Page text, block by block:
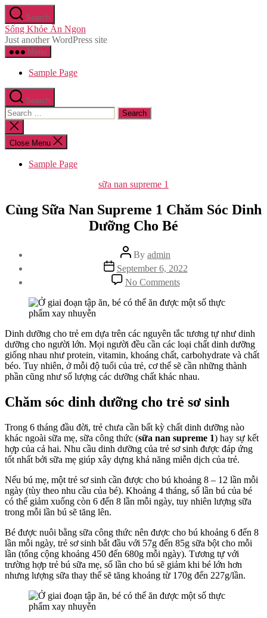
Skip
to
the
content
Search
Sống Khỏe Ăn Ngon
Just another WordPress site
Menu
Sample Page
Search
Search
for:
Close
search
Close Menu
Sample Page
Categories
sữa nan supreme 1
Cùng Sữa Nan Supreme 1 Chăm Sóc Dinh
Dưỡng Cho Bé
Post
author
By admin
Post
date
September 6, 2022
No Commentson
Cùng
Sữa
Nan
1
Chăm
Sóc
Dinh
Dưỡng
Bé
Dinh dưỡng cho trẻ em dựa trên các nguyên tắc tương tự như dinh
dưỡng cho người lớn. Mọi người đều cần các loại chất dinh dưỡng
giống nhau như protein, vitamin, khoáng chất, carbohydrate và chất
béo. Tuy nhiên, ở mỗi độ tuổi của trẻ, cơ thể sẽ cần những thành
phần cũng như số lượng các dưỡng chất khác nhau.
Chăm sóc dinh dưỡng cho trẻ sơ sinh
Trong 6 tháng đầu đời, trẻ chưa cần bất kỳ chất dinh dưỡng nào
khác ngoài sữa mẹ, sữa công thức (sữa nan supreme 1) hay sự kết
hợp của cả hai. Nhu cầu dinh dưỡng của trẻ sơ sinh được đáp ứng
tốt nhất bởi sữa mẹ giúp xây dựng khả năng miễn dịch của trẻ.
Nếu bú mẹ, một trẻ sơ sinh cần được cho bú khoảng 8 – 12 lần mỗi
ngày (tùy theo nhu cầu của bé). Khoảng 4 tháng, số lần bú của bé
có thể giảm xuống còn 6 đến 8 lần mỗi ngày, tuy nhiên lượng sữa
trong mỗi lần bú sẽ tăng lên.
Bé được nuôi bằng sữa công thức nên được cho bú khoảng 6 đến 8
lần mỗi ngày, trẻ sơ sinh bắt đầu với 57g đến 85g sữa bột cho mỗi
lần (tổng cộng khoảng 450 đến 680g mỗi ngày). Tương tự với
trường hợp trẻ bú sữa mẹ, số lần cho bú sẽ giảm khi bé lớn hơn
nhưng lượng sữa thay thế sẽ tăng khoảng từ 170g đến 227g/lần.